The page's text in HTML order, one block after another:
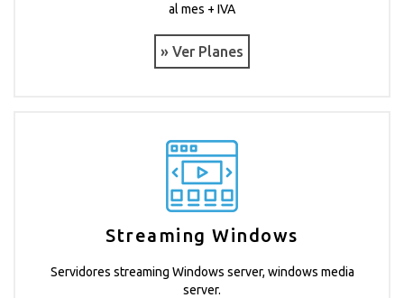
al mes + IVA
» Ver Planes
Streaming Windows
Servidores streaming Windows server, windows media
server.